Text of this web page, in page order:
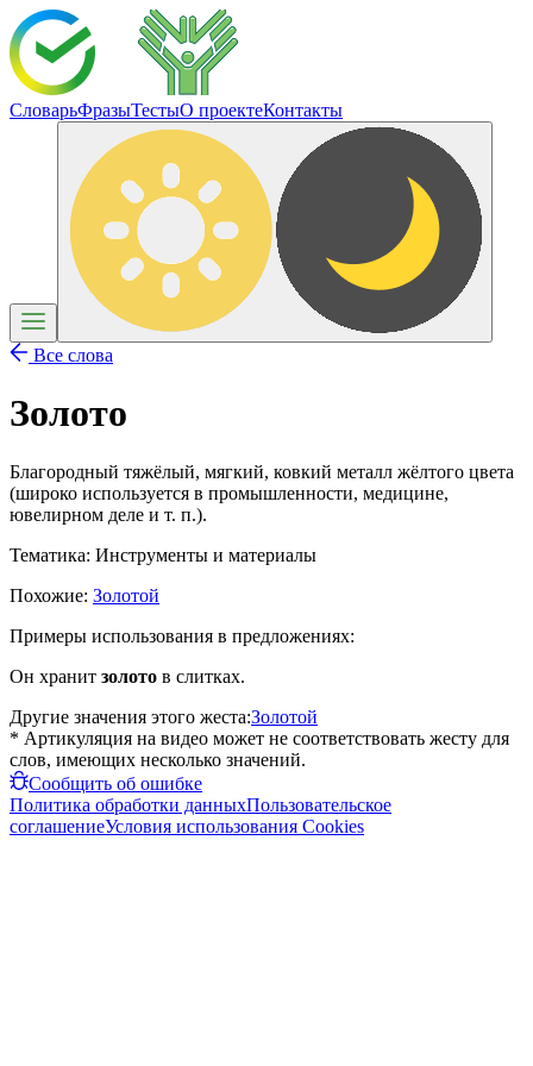
СловарьФразыТестыО проектеКонтакты
Все слова
Золото
Благородный тяжёлый, мягкий, ковкий металл жёлтого цвета
(широко используется в промышленности, медицине,
ювелирном деле и т. п.).
Тематика: Инструменты и материалы
Похожие: Золотой
Примеры использования в предложениях:
Он хранит золото в слитках.
Другие значения этого жеста:Золотой
* Артикуляция на видео может не соответствовать жесту для
слов, имеющих несколько значений.
Сообщить об ошибке
Политика обработки данныхПользовательское
соглашениеУсловия использования Cookies